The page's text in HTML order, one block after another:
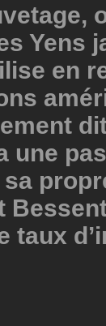
Yens
en
une
taux